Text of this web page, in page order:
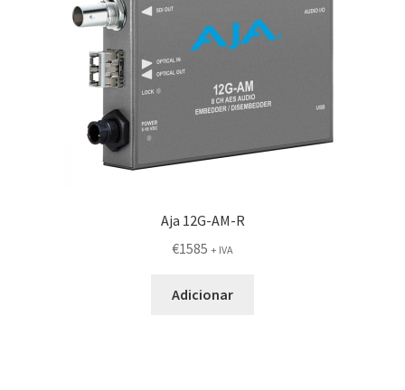
Aja 12G-AM-R
€1585 + IVA
Adicionar